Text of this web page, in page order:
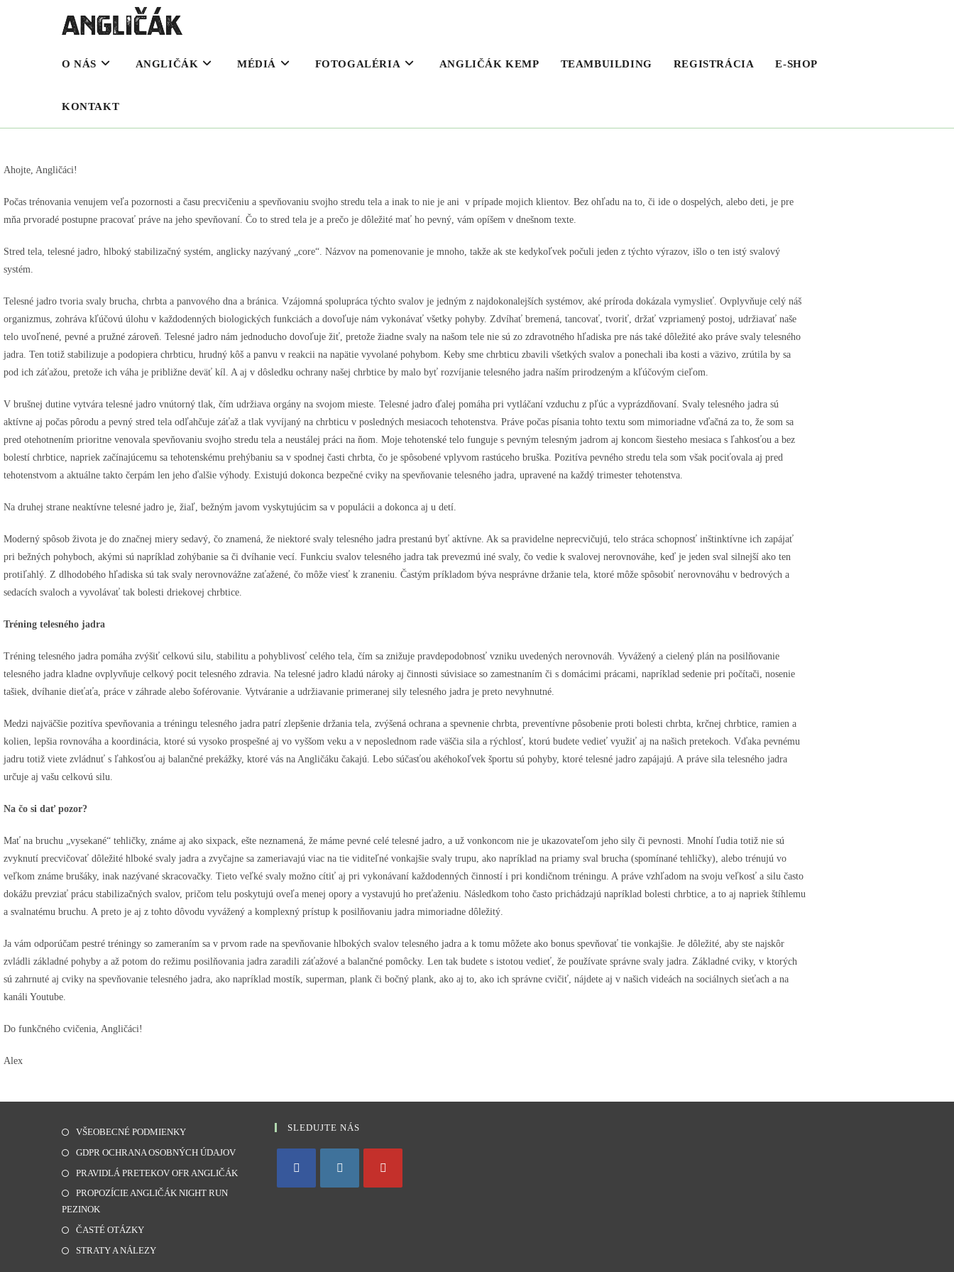
O NÁS ANGLIČÁK MÉDIÁ FOTOGALÉRIA ANGLIČÁK KEMP TEAMBUILDING REGISTRÁCIA E-SHOP
KONTAKT
Ahojte, Angličáci!
Počas trénovania venujem veľa pozornosti a času precvičeniu a spevňovaniu svojho stredu tela a inak to nie je ani v prípade mojich klientov. Bez ohľadu na to, či ide o dospelých, alebo deti, je pre
mňa prvoradé postupne pracovať práve na jeho spevňovaní. Čo to stred tela je a prečo je dôležité mať ho pevný, vám opíšem v dnešnom texte.
Stred tela, telesné jadro, hlboký stabilizačný systém, anglicky nazývaný „core“. Názvov na pomenovanie je mnoho, takže ak ste kedykoľvek počuli jeden z týchto výrazov, išlo o ten istý svalový
systém.
Telesné jadro tvoria svaly brucha, chrbta a panvového dna a bránica. Vzájomná spolupráca týchto svalov je jedným z najdokonalejších systémov, aké príroda dokázala vymyslieť. Ovplyvňuje celý náš
organizmus, zohráva kľúčovú úlohu v každodenných biologických funkciách a dovoľuje nám vykonávať všetky pohyby. Zdvíhať bremená, tancovať, tvoriť, držať vzpriamený postoj, udržiavať naše
telo uvoľnené, pevné a pružné zároveň. Telesné jadro nám jednoducho dovoľuje žiť, pretože žiadne svaly na našom tele nie sú zo zdravotného hľadiska pre nás také dôležité ako práve svaly telesného
jadra. Ten totiž stabilizuje a podopiera chrbticu, hrudný kôš a panvu v reakcii na napätie vyvolané pohybom. Keby sme chrbticu zbavili všetkých svalov a ponechali iba kosti a väzivo, zrútila by sa
pod ich záťažou, pretože ich váha je približne deväť kíl. A aj v dôsledku ochrany našej chrbtice by malo byť rozvíjanie telesného jadra naším prirodzeným a kľúčovým cieľom.
V brušnej dutine vytvára telesné jadro vnútorný tlak, čím udržiava orgány na svojom mieste. Telesné jadro ďalej pomáha pri vytláčaní vzduchu z pľúc a vyprázdňovaní. Svaly telesného jadra sú
aktívne aj počas pôrodu a pevný stred tela odľahčuje záťaž a tlak vyvíjaný na chrbticu v posledných mesiacoch tehotenstva. Práve počas písania tohto textu som mimoriadne vďačná za to, že som sa
pred otehotnením prioritne venovala spevňovaniu svojho stredu tela a neustálej práci na ňom. Moje tehotenské telo funguje s pevným telesným jadrom aj koncom šiesteho mesiaca s ľahkosťou a bez
bolestí chrbtice, napriek začínajúcemu sa tehotenskému prehýbaniu sa v spodnej časti chrbta, čo je spôsobené vplyvom rastúceho bruška. Pozitíva pevného stredu tela som však pociťovala aj pred
tehotenstvom a aktuálne takto čerpám len jeho ďalšie výhody. Existujú dokonca bezpečné cviky na spevňovanie telesného jadra, upravené na každý trimester tehotenstva.
Na druhej strane neaktívne telesné jadro je, žiaľ, bežným javom vyskytujúcim sa v populácii a dokonca aj u detí.
Moderný spôsob života je do značnej miery sedavý, čo znamená, že niektoré svaly telesného jadra prestanú byť aktívne. Ak sa pravidelne neprecvičujú, telo stráca schopnosť inštinktívne ich zapájať
pri bežných pohyboch, akými sú napríklad zohýbanie sa či dvíhanie vecí. Funkciu svalov telesného jadra tak prevezmú iné svaly, čo vedie k svalovej nerovnováhe, keď je jeden sval silnejší ako ten
protiľahlý. Z dlhodobého hľadiska sú tak svaly nerovnovážne zaťažené, čo môže viesť k zraneniu. Častým príkladom býva nesprávne držanie tela, ktoré môže spôsobiť nerovnováhu v bedrových a
sedacích svaloch a vyvolávať tak bolesti driekovej chrbtice.
Tréning telesného jadra
Tréning telesného jadra pomáha zvýšiť celkovú silu, stabilitu a pohyblivosť celého tela, čím sa znižuje pravdepodobnosť vzniku uvedených nerovnováh. Vyvážený a cielený plán na posilňovanie
telesného jadra kladne ovplyvňuje celkový pocit telesného zdravia. Na telesné jadro kladú nároky aj činnosti súvisiace so zamestnaním či s domácimi prácami, napríklad sedenie pri počítači, nosenie
tašiek, dvíhanie dieťaťa, práce v záhrade alebo šoférovanie. Vytváranie a udržiavanie primeranej sily telesného jadra je preto nevyhnutné.
Medzi najväčšie pozitíva spevňovania a tréningu telesného jadra patrí zlepšenie držania tela, zvýšená ochrana a spevnenie chrbta, preventívne pôsobenie proti bolesti chrbta, krčnej chrbtice, ramien a
kolien, lepšia rovnováha a koordinácia, ktoré sú vysoko prospešné aj vo vyššom veku a v neposlednom rade väščia sila a rýchlosť, ktorú budete vedieť využiť aj na našich pretekoch. Vďaka pevnému
jadru totiž viete zvládnuť s ľahkosťou aj balančné prekážky, ktoré vás na Angličáku čakajú. Lebo súčasťou akéhokoľvek športu sú pohyby, ktoré telesné jadro zapájajú. A práve sila telesného jadra
určuje aj vašu celkovú silu.
Na čo si dať pozor?
Mať na bruchu „vysekané“ tehličky, známe aj ako sixpack, ešte neznamená, že máme pevné celé telesné jadro, a už vonkoncom nie je ukazovateľom jeho sily či pevnosti. Mnohí ľudia totiž nie sú
zvyknutí precvičovať dôležité hlboké svaly jadra a zvyčajne sa zameriavajú viac na tie viditeľné vonkajšie svaly trupu, ako napríklad na priamy sval brucha (spomínané tehličky), alebo trénujú vo
veľkom známe brušáky, inak nazývané skracovačky. Tieto veľké svaly možno cítiť aj pri vykonávaní každodenných činností i pri kondičnom tréningu. A práve vzhľadom na svoju veľkosť a silu často
dokážu prevziať prácu stabilizačných svalov, pričom telu poskytujú oveľa menej opory a vystavujú ho preťaženiu. Následkom toho často prichádzajú napríklad bolesti chrbtice, a to aj napriek štíhlemu
a svalnatému bruchu. A preto je aj z tohto dôvodu vyvážený a komplexný prístup k posilňovaniu jadra mimoriadne dôležitý.
Ja vám odporúčam pestré tréningy so zameraním sa v prvom rade na spevňovanie hlbokých svalov telesného jadra a k tomu môžete ako bonus spevňovať tie vonkajšie. Je dôležité, aby ste najskôr
zvládli základné pohyby a až potom do režimu posilňovania jadra zaradili záťažové a balančné pomôcky. Len tak budete s istotou vedieť, že používate správne svaly jadra. Základné cviky, v ktorých
sú zahrnuté aj cviky na spevňovanie telesného jadra, ako napríklad mostík, superman, plank či bočný plank, ako aj to, ako ich správne cvičiť, nájdete aj v našich videách na sociálnych sieťach a na
kanáli Youtube.
Do funkčného cvičenia, Angličáci!
Alex
VŠEOBECNÉ PODMIENKY
GDPR OCHRANA OSOBNÝCH ÚDAJOV
PRAVIDLÁ PRETEKOV OFR ANGLIČÁK
PROPOZÍCIE ANGLIČÁK NIGHT RUN
PEZINOK
ČASTÉ OTÁZKY
STRATY A NÁLEZY
SLEDUJTE NÁS